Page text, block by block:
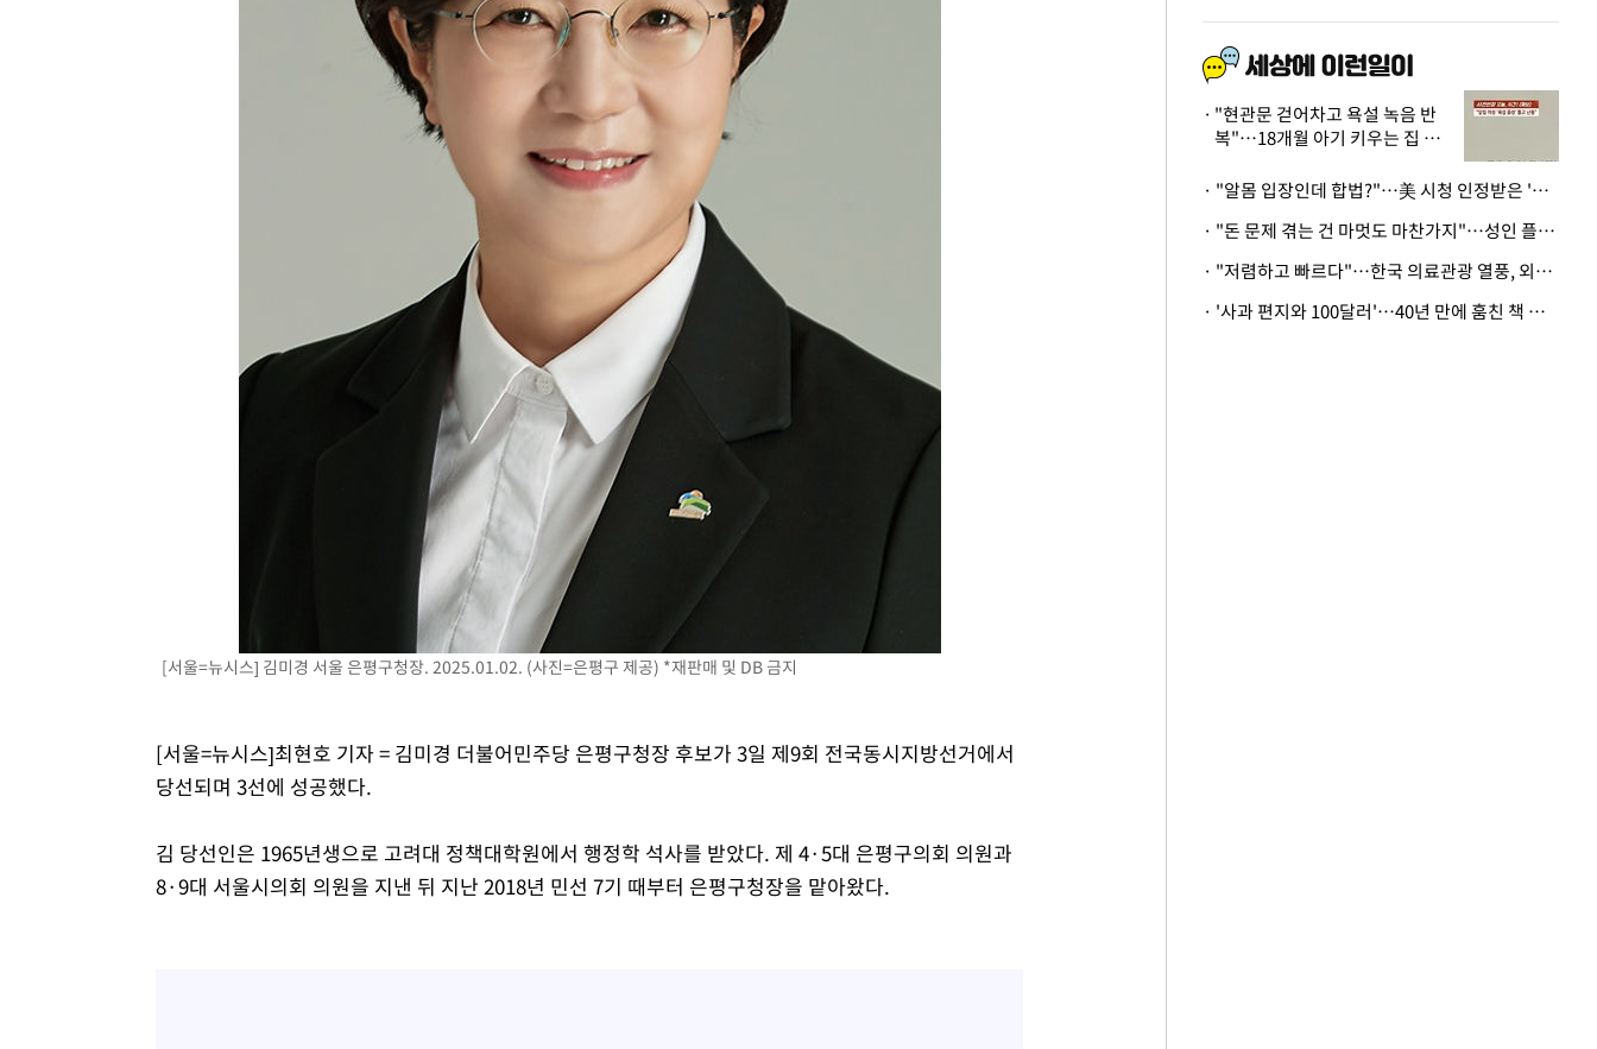
[속보]합참 "北 발사체는 단거리탄도미사일…감시·경계태세 강
日방위성, 北이 동해로 쏜 발사체는 탄도미사일 가능성
[속보] SKT, 에이닷 서비스 장애 발생…"원인 파악 중"
[속보]합참 "북, 동해상으로 미상 발사체 발사"
'낮 최고 39도' 불볕더위…한밤 열대야도 계속[내일날씨]
[속보]7~9일 프로야구 3연전도 폭염 취소…11일 재개
"韓 외환시장 개입 관측 배경엔 美의 대한국 무역적자 있어"
'월드컵 탈락 후폭풍' 축구협회…초유의 압수수색에 '충격·당황'
서울 낮 37.9도, 올여름 최고치 경신…영등포 순간 '40도'
[속보]종합특검, 대검 추가 압수수색…내란 중요임무종사 혐의
[속보]코스닥, 800p 회복…0.26% 오른 801.67 마감
[속보]코스피, 301.88포인트(4.58%) 내린 6296.38 마감
[속보]원·달러 환율, 0.7원 내린 1423.8원 마감
"여기 떨어졌다"…다누리, 스페이스X 로켓 달 충돌 흔적 포착
손흥민, 5경기 연속골 실패…LAFC는 승부차기 끝 과달라하라 격파
내일까지 39도 '펄펄'…기상청 "태풍 지나며 폭염 잠시 꺾인다"
[서울=뉴시스] 김미경 서울 은평구청장. 2025.01.02. (사진=은평구 제공) *재판매 및 DB 금지
[서울=뉴시스]최현호 기자 = 김미경 더불어민주당 은평구청장 후보가 3일 제9회 전국동시지방선거에서
당선되며 3선에 성공했다.
김 당선인은 1965년생으로 고려대 정책대학원에서 행정학 석사를 받았다. 제 4·5대 은평구의회 의원과
8·9대 서울시의회 의원을 지낸 뒤 지난 2018년 민선 7기 때부터 은평구청장을 맡아왔다.
"현관문 걷어차고 욕설 녹음 반
복"…18개월 아기 키우는 집 뒤
· "알몸 입장인데 합법?"…美 시청 인정받은 '누드' 레스토랑 화제
· "돈 문제 겪는 건 마멋도 마찬가지"…성인 플랫폼에 등장한 뜻밖의 스타
· "저렴하고 빠르다"…한국 의료관광 열풍, 외신도 주목
· '사과 편지와 100달러'…40년 만에 훔친 책 돌려준 美 절도범